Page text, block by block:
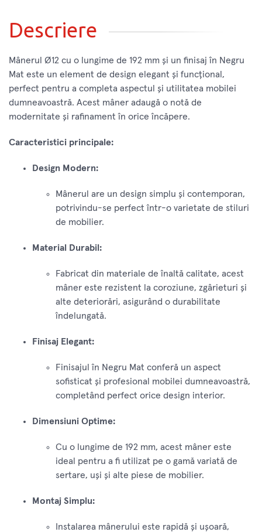
Descriere
Mânerul Ø12 cu o lungime de 192 mm și un finisaj în Negru
Mat este un element de design elegant și funcțional,
perfect pentru a completa aspectul și utilitatea mobilei
dumneavoastră. Acest mâner adaugă o notă de
modernitate și rafinament în orice încăpere.
Caracteristici principale:
Design Modern:
Mânerul are un design simplu și contemporan,
potrivindu-se perfect într-o varietate de stiluri
de mobilier.
Material Durabil:
Fabricat din materiale de înaltă calitate, acest
mâner este rezistent la coroziune, zgârieturi și
alte deteriorări, asigurând o durabilitate
îndelungată.
Finisaj Elegant:
Finisajul în Negru Mat conferă un aspect
sofisticat și profesional mobilei dumneavoastră,
completând perfect orice design interior.
Dimensiuni Optime:
Cu o lungime de 192 mm, acest mâner este
ideal pentru a fi utilizat pe o gamă variată de
sertare, uși și alte piese de mobilier.
Montaj Simplu:
Instalarea mânerului este rapidă și ușoară,